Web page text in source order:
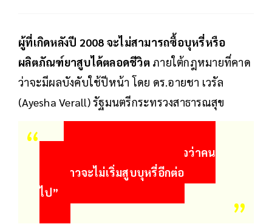
ผู้ที่เกิดหลังปี 2008 จะไม่สามารถซื้อบุหรี่หรือ
ผลิตภัณฑ์ยาสูบได้ตลอดชีวิตภายใต้กฎหมายที่คาด
ว่าจะมีผลบังคับใช้ปีหน้า โดย ดร.อายชา เวรัล
(Ayesha Verall) รัฐมนตรีกระทรวงสาธารณสุข
“เราต้องการทำให้แน่ใจว่าคน
หนุ่มสาวจะไม่เริ่มสูบบุหรี่อีกต่อ
ไป”